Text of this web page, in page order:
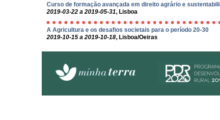
Curso de formação avançada em direito agrário e
2019-03-22 a 2019-05-31, Lisboa
A Agricultura e os desafios societais para o período 20-30
2019-10-15 a 2019-10-18, Lisboa/Oeiras